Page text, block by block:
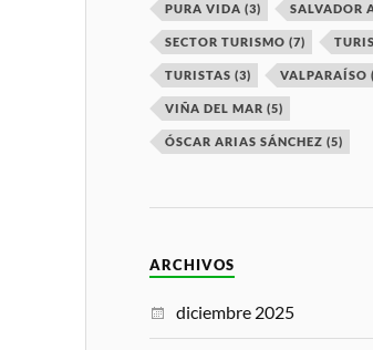
PURA VIDA (3) SALVADOR
SECTOR TURISMO (7)
TURISTAS (3) VALPARAÍSO
VIÑA DEL MAR (5)
ÓSCAR ARIAS SÁNCHEZ (5)
ARCHIVOS
diciembre 2025